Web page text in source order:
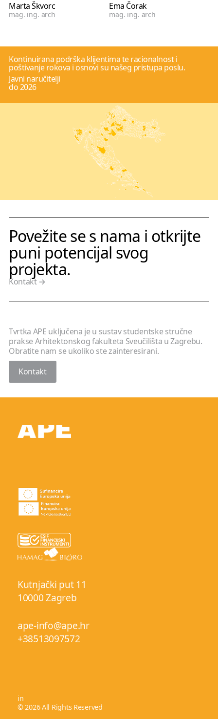
Marta Škvorc
mag. ing. arch
Ema Čorak
mag. ing. arch
Kontinuirana podrška klijentima te racionalnost i
poštivanje rokova i osnovi su našeg pristupa poslu.
Javni naručitelji
do 2026
Povežite se s nama i otkrijte
puni potencijal svog
projekta.
Kontakt →
Tvrtka APE uključena je u sustav studentske stručne
prakse Arhitektonskog fakulteta Sveučilišta u Zagrebu.
Obratite nam se ukoliko ste zainteresirani.
Kontakt
Kutnjački put 11
10000 Zagreb
ape-info@ape.hr
+38513097572
in
© 2026 All Rights Reserved